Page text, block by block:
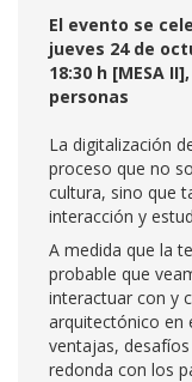
El evento se
jueves 24 de
18:30 h [MESA
personas
La digitalización
proceso que no
cultura, sino que
interacción y
A medida que la
probable que
interactuar con y
arquitectónico en
ventajas,
redonda con los